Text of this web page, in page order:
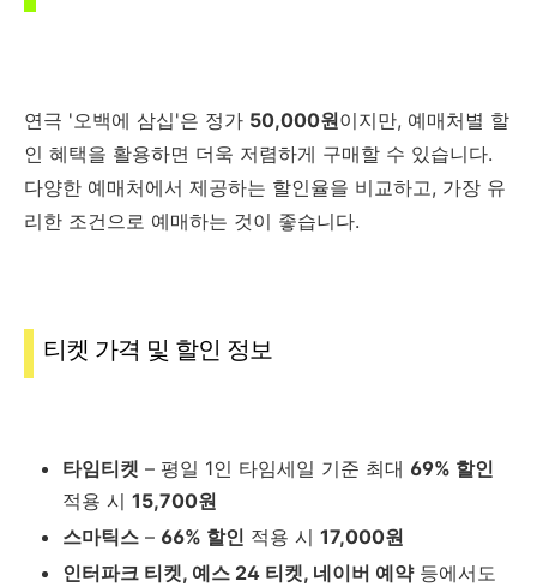
연극 '오백에 삼십'은 정가 50,000원이지만, 예매처별 할
인 혜택을 활용하면 더욱 저렴하게 구매할 수 있습니다.
다양한 예매처에서 제공하는 할인율을 비교하고, 가장 유
리한 조건으로 예매하는 것이 좋습니다.
티켓 가격 및 할인 정보
타임티켓 – 평일 1인 타임세일 기준 최대 69% 할인
적용 시 15,700원
스마틱스 – 66% 할인 적용 시 17,000원
인터파크 티켓, 예스 24 티켓, 네이버 예약등에서도